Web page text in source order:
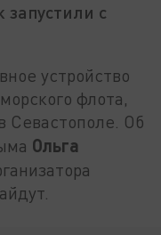
с
устройство
флота,
Севастополе. Об
Ольга